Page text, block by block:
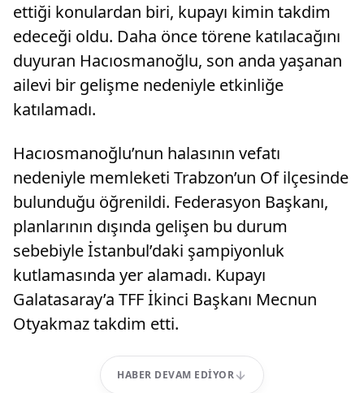
ettiği konulardan biri, kupayı kimin takdim
edeceği oldu. Daha önce törene katılacağını
duyuran Hacıosmanoğlu, son anda yaşanan
ailevi bir gelişme nedeniyle etkinliğe
katılamadı.
Hacıosmanoğlu’nun halasının vefatı
nedeniyle memleketi Trabzon’un Of ilçesinde
bulunduğu öğrenildi. Federasyon Başkanı,
planlarının dışında gelişen bu durum
sebebiyle İstanbul’daki şampiyonluk
kutlamasında yer alamadı. Kupayı
Galatasaray’a TFF İkinci Başkanı Mecnun
Otyakmaz takdim etti.
HABER DEVAM EDIYOR